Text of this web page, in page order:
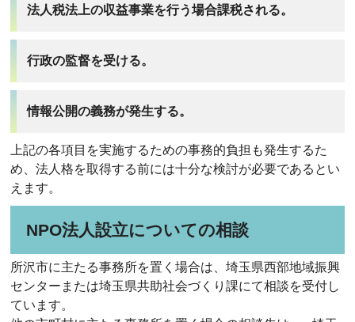
法人税法上の収益事業を行う場合課税される。
行政の監督を受ける。
情報公開の義務が発生する。
上記の各項目を実施するための事務的負担も発生するた
め、法人格を取得する前には十分な検討が必要であるとい
えます。
NPO法人設立についての相談
所沢市に主たる事務所を置く場合は、埼玉県西部地域振興
センターまたは埼玉県共助社会づくり課にて相談を受付し
ています。